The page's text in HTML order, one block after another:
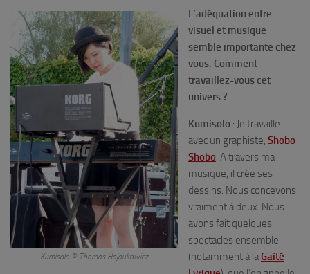
Kumisolo © Thomas Hajdukowicz
L’adéquation entre
visuel et musique
semble importante chez
vous. Comment
travaillez-vous cet
univers ?
Kumisolo : Je travaille
avec un graphiste, Shobo
Shobo. A travers ma
musique, il crée ses
dessins. Nous concevons
vraiment à deux. Nous
avons fait quelques
spectacles ensemble
(notamment à laGaîté